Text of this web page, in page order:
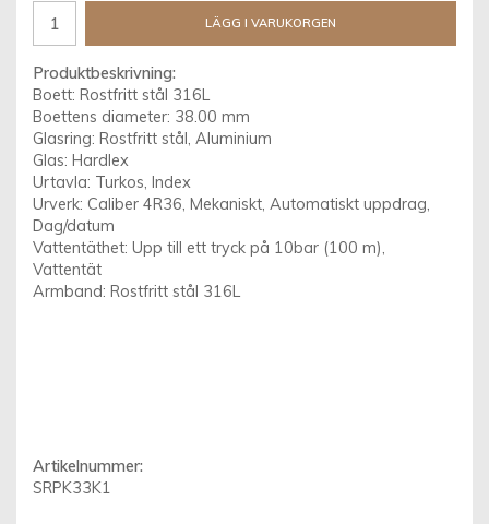
LÄGG I VARUKORGEN
Produktbeskrivning:
Boett: Rostfritt stål 316L
Boettens diameter: 38.00 mm
Glasring: Rostfritt stål, Aluminium
Glas: Hardlex
Urtavla: Turkos, Index
Urverk: Caliber 4R36, Mekaniskt, Automatiskt uppdrag,
Dag/datum
Vattentäthet: Upp till ett tryck på 10bar (100 m),
Vattentät
Armband: Rostfritt stål 316L
Artikelnummer:
SRPK33K1